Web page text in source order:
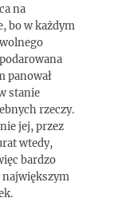
na
bo w każdym
panował
stanie
rzeczy.
jej, przez
wtedy,
bardzo
największym